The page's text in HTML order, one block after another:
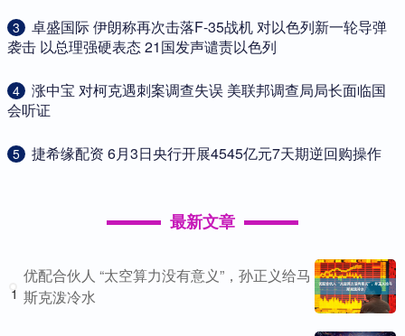
3
​卓盛国际 伊朗称再次击落F-35战机 对以色列新一轮导弹
袭击 以总理强硬表态 21国发声谴责以色列
4
​涨中宝 对柯克遇刺案调查失误 美联邦调查局局长面临国
会听证
5 ​捷希缘配资 6月3日央行开展4545亿元7天期逆回购操作
最新文章
1
优配合伙人 “太空算力没有意义”，孙正义给马
斯克泼冷水